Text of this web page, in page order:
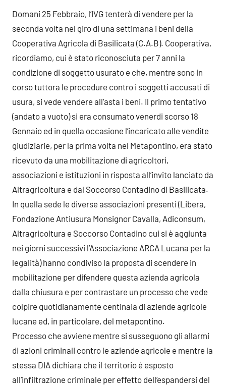
Domani 25 Febbraio, l’IVG tenterà di vendere per la
seconda volta nel giro di una settimana i beni della
Cooperativa Agricola di Basilicata (C.A.B). Cooperativa,
ricordiamo, cui è stato riconosciuta per 7 anni la
condizione di soggetto usurato e che, mentre sono in
corso tuttora le procedure contro i soggetti accusati di
usura, si vede vendere all’asta i beni. Il primo tentativo
(andato a vuoto) si era consumato venerdi scorso 18
Gennaio ed in quella occasione l’incaricato alle vendite
giudiziarie, per la prima volta nel Metapontino, era stato
ricevuto da una mobilitazione di agricoltori,
associazioni e istituzioni in risposta all’invito lanciato da
Altragricoltura e dal Soccorso Contadino di Basilicata.
In quella sede le diverse associazioni presenti (Libera,
Fondazione Antiusura Monsignor Cavalla, Adiconsum,
Altragricoltura e Soccorso Contadino cui si è aggiunta
nei giorni successivi l’Associazione ARCA Lucana per la
legalità) hanno condiviso la proposta di scendere in
mobilitazione per difendere questa azienda agricola
dalla chiusura e per contrastare un processo che vede
colpire quotidianamente centinaia di aziende agricole
lucane ed, in particolare, del metapontino.
Processo che avviene mentre si susseguono gli allarmi
di azioni criminali contro le aziende agricole e mentre la
stessa DIA dichiara che il territorio è esposto
all’infiltrazione criminale per effetto dell’espandersi del